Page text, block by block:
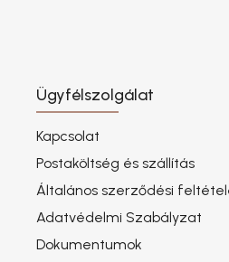
Ügyfélszolgálat
Kapcsolat
Postaköltség és szállítás
Általános szerződési
Adatvédelmi Szabályzat
Dokumentumok